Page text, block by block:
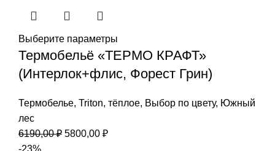
Выберите параметры
Термобельё «ТЕРМО КРАФТ»
(Интерлок+флис, Форест Грин)
Термобелье, Triton, тёплое, Выбор по цвету, Южный
лес
6190,00₽ Первоначальная
5800,00 ₽Текущая
-23%